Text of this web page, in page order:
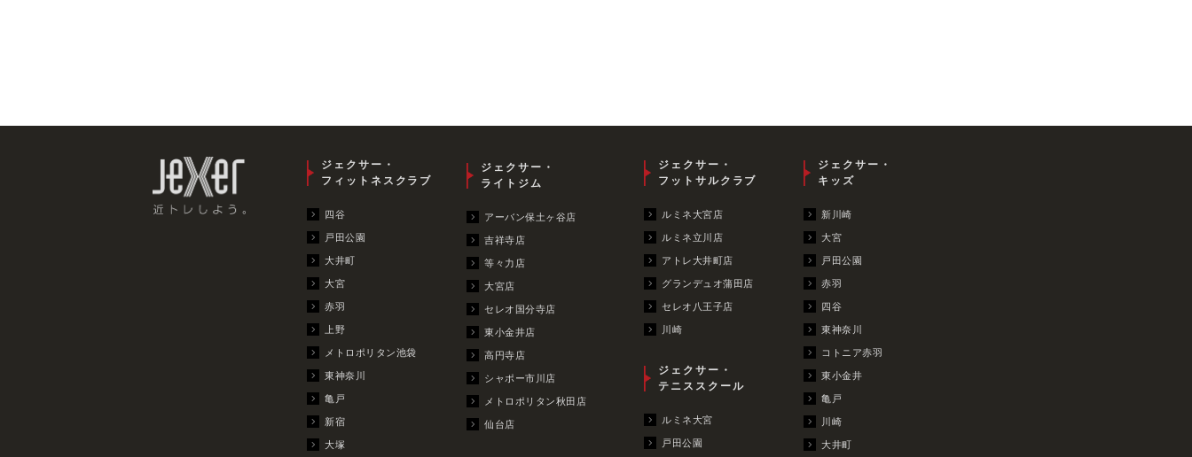
ジェクサー・
フィットネスクラブ
四谷
戸田公園
大井町
大宮
赤羽
上野
メトロポリタン池袋
東神奈川
亀戸
新宿
大塚
ジェクサー・
ライトジム
アーバン保土ヶ谷店
吉祥寺店
等々力店
大宮店
セレオ国分寺店
東小金井店
高円寺店
シャポー市川店
メトロポリタン秋田店
仙台店
ジェクサー・
フットサルクラブ
ルミネ大宮店
ルミネ立川店
アトレ大井町店
グランデュオ蒲田店
セレオ八王子店
川崎
ジェクサー・
テニススクール
ルミネ大宮
戸田公園
ジェクサー・
キッズ
新川崎
大宮
戸田公園
赤羽
四谷
東神奈川
コトニア赤羽
東小金井
亀戸
川崎
大井町